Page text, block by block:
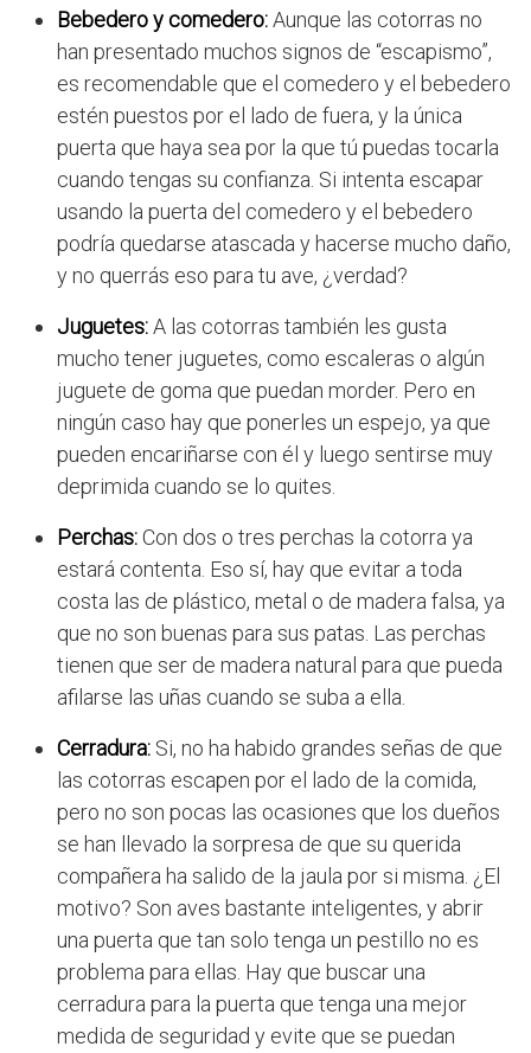
Bebedero y comedero:Aunque las cotorras no
han presentado muchos signos de “escapismo”,
es recomendable que el comedero y el bebedero
estén puestos por el lado de fuera, y la única
puerta que haya sea por la que tú puedas tocarla
cuando tengas su confianza. Si intenta escapar
usando la puerta del comedero y el bebedero
podría quedarse atascada y hacerse mucho daño,
y no querrás eso para tu ave, ¿verdad?
Juguetes:A las cotorras también les gusta
mucho tener juguetes, como escaleras o algún
juguete de goma que puedan morder. Pero en
ningún caso hay que ponerles un espejo, ya que
pueden encariñarse con él y luego sentirse muy
deprimida cuando se lo quites.
Perchas:Con dos o tres perchas la cotorra ya
estará contenta. Eso sí, hay que evitar a toda
costa las de plástico, metal o de madera falsa, ya
que no son buenas para sus patas. Las perchas
tienen que ser de madera natural para que pueda
afilarse las uñas cuando se suba a ella.
Cerradura: Si, no ha habido grandes señas de que
las cotorras escapen por el lado de la comida,
pero no son pocas las ocasiones que los dueños
se han llevado la sorpresa de que su querida
compañera ha salido de la jaula por si misma. ¿El
motivo? Son aves bastante inteligentes, y abrir
una puerta que tan solo tenga un pestillo no es
problema para ellas. Hay que buscar una
cerradura para la puerta que tenga una mejor
medida de seguridad y evite que se puedan